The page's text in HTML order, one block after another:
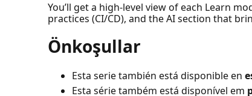
You’ll get a high-level view of each Learn
practices (CI/CD), and the AI section that
Önkoşullar
Esta serie también está disponible en
Esta série também está disponível em